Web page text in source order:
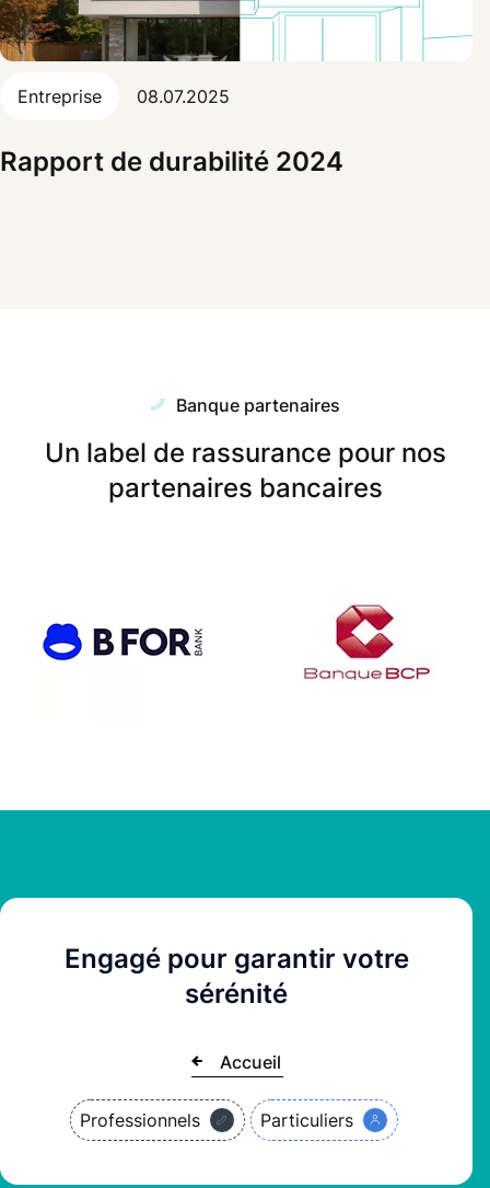
Entreprise 08.07.2025
Rapport de durabilité 2024
Banque partenaires
Un label de rassurance pour nos
partenaires bancaires
Engagé pour garantir votre
sérénité
Accueil
Professionnels Particuliers